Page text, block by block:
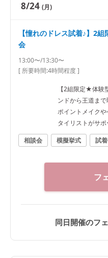
8/24 (月)
【憧れのドレス試着♪】2
会
13:00〜/13:30〜
[ 所要時間:4時間程度]
【2組限定★体験
ンドから王道ま
ポイントメイク
タイリストがサ
相談会
模擬挙式 試
フ
同日開催のフ